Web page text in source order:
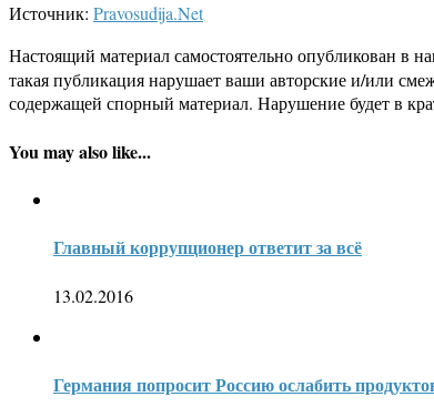
Источник: Pravosudija.Net
Настоящий материал самостоятельно опубликован в
такая публикация нарушает ваши авторские и/или
содержащей спорный материал. Нарушение будет в
You may also like...
Главный коррупционер ответит за всё
13.02.2016
Германия попросит Россию ослабить